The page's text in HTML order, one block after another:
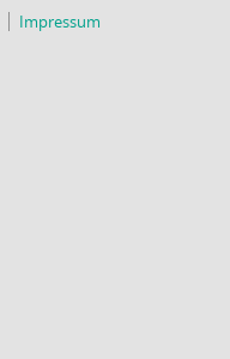
Impressum